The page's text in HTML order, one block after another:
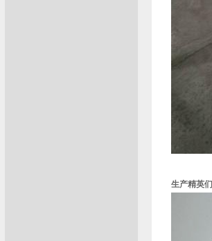
生产精英们